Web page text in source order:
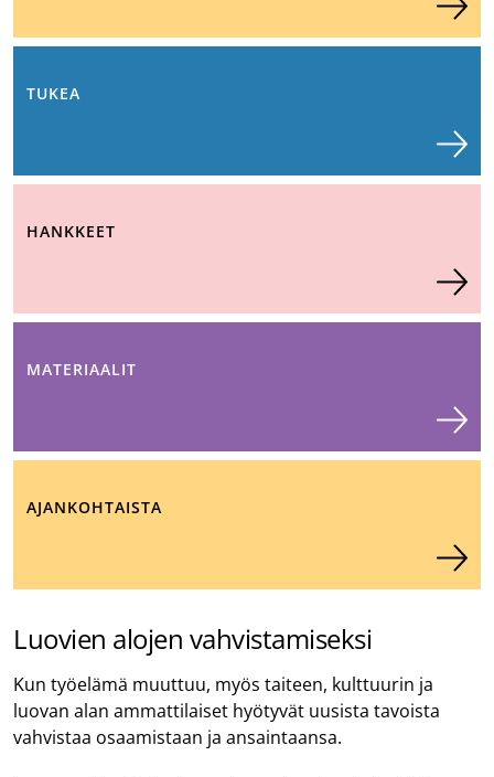
TUKEA
HANKKEET
MATERIAALIT
AJANKOHTAISTA
Luovien alojen vahvistamiseksi
Kun työelämä muuttuu, myös taiteen, kulttuurin ja
luovan alan ammattilaiset hyötyvät uusista tavoista
vahvistaa osaamistaan ja ansaintaansa.